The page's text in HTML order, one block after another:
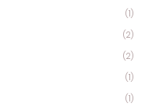
(1)
(2)
(2)
(1)
(1)